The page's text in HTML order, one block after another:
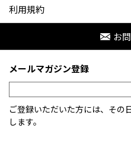
利用規約
お
メールマガジン登録
ご登録いただいた方には、その
します。